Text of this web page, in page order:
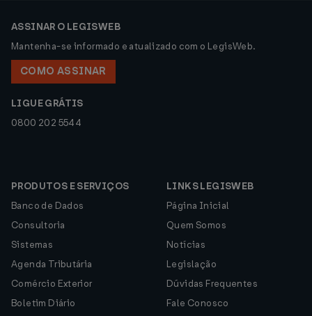
ASSINAR O LEGISWEB
Mantenha-se informado e atualizado com o LegisWeb.
COMO ASSINAR
LIGUE GRÁTIS
0800 202 5544
PRODUTOS E SERVIÇOS
Banco de Dados
Consultoria
Sistemas
Agenda Tributária
Comércio Exterior
Boletim Diário
LINKS LEGISWEB
Página Inicial
Quem Somos
Notícias
Legislação
Dúvidas Frequentes
Fale Conosco